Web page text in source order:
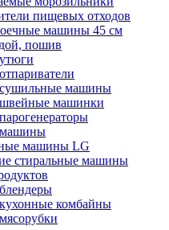
пищевых отходов
машины 45 см
пошив
машины
машинки
машины
машины LG
стиральные машины
комбайны